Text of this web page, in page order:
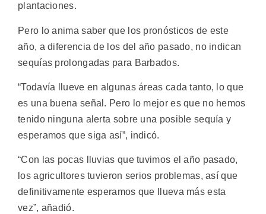
plantaciones.
Pero lo anima saber que los pronósticos de este
año, a diferencia de los del año pasado, no indican
sequías prolongadas para Barbados.
“Todavía llueve en algunas áreas cada tanto, lo que
es una buena señal. Pero lo mejor es que no hemos
tenido ninguna alerta sobre una posible sequía y
esperamos que siga así”, indicó.
“Con las pocas lluvias que tuvimos el año pasado,
los agricultores tuvieron serios problemas, así que
definitivamente esperamos que llueva más esta
vez”, añadió.